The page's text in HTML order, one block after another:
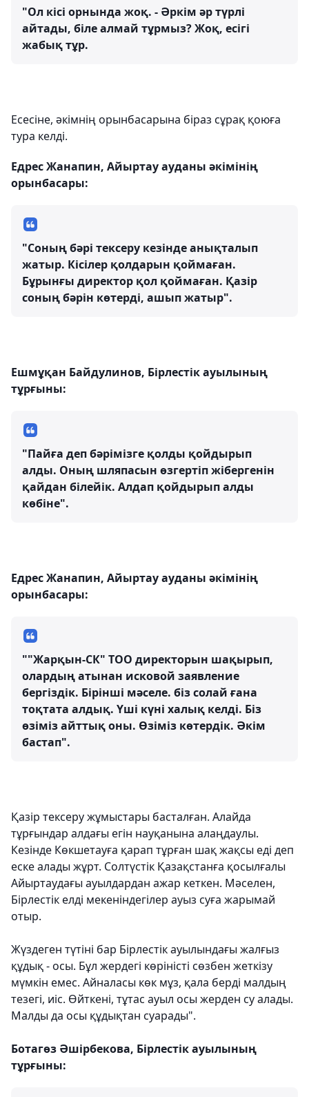
"Ол кісі орнында жоқ. - Әркім әр түрлі
айтады, біле алмай тұрмыз? Жоқ, есігі
жабық тұр.
Есесіне, әкімнің орынбасарына біраз сұрақ қоюға
тура келді.
Едрес Жанапин, Айыртау ауданы әкімінің
орынбасары:
"Соның бәрі тексеру кезінде анықталып
жатыр. Кісілер қолдарын қоймаған.
Бұрынғы директор қол қоймаған. Қазір
соның бәрін көтерді, ашып жатыр".
Ешмұқан Байдулинов, Бірлестік ауылының
тұрғыны:
"Пайға деп бәрімізге қолды қойдырып
алды. Оның шляпасын өзгертіп жібергенін
қайдан білейік. Алдап қойдырып алды
көбіне".
Едрес Жанапин, Айыртау ауданы әкімінің
орынбасары:
""Жарқын-СК" ТОО директорын шақырып,
олардың атынан исковой заявление
бергіздік. Бірінші мәселе. біз солай ғана
тоқтата алдық. Үші күні халық келді. Біз
өзіміз айттық оны. Өзіміз көтердік. Әкім
бастап".
Қазір тексеру жұмыстары басталған. Алайда
тұрғындар алдағы егін науқанына алаңдаулы.
Кезінде Көкшетауға қарап тұрған шақ жақсы еді деп
еске алады жұрт. Солтүстік Қазақстанға қосылғалы
Айыртаудағы ауылдардан ажар кеткен. Мәселен,
Бірлестік елді мекеніндегілер ауыз суға жарымай
отыр.
Жүздеген түтіні бар Бірлестік ауылындағы жалғыз
құдық - осы. Бұл жердегі көріністі сөзбен жеткізу
мүмкін емес. Айналасы көк мұз, қала берді малдың
тезегі, иіс. Өйткені, тұтас ауыл осы жерден су алады.
Малды да осы құдықтан суарады".
Ботагөз Әшірбекова, Бірлестік ауылының
тұрғыны: